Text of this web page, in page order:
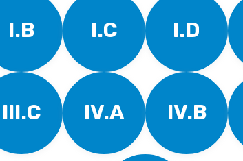
I.B I.C I.D
III.C IV.A IV.B